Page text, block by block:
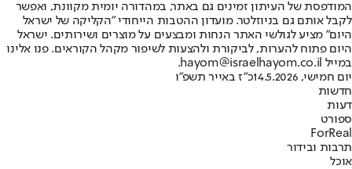
המודפסת של העיתון זמינים גם באתר, במהדורה יומית מקוונת, ואפשר
לקבל אותם גם בניוזלטר. מועדון ההטבות הייחודי "הקליקה של ישראל
היום" מציע לגולשי האתר הנחות ומבצעים על מוצרים ושירותים. ישראל
היום פתוח להערות, לביקורת ולהצעות לשיפור מקהל הקוראים. פנו אלינו
במייל hayom@israelhayom.co.il.
יום חמישי, 14.5.2026
כ"ז באייר תשפ"ו
חדשות
דעות
ספורט
ForReal
תרבות ובידור
אוכל